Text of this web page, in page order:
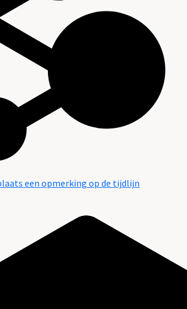
een opmerking op de tijdlijn